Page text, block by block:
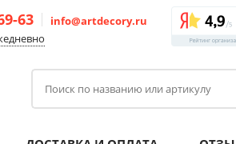
63
info@artdecory.ru